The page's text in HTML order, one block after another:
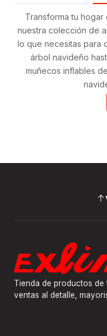
Transforma tu
nuestra colección de
lo que necesitas para
árbol navideño
muñecos inflables
Tienda de productos de
ventas al detalle,